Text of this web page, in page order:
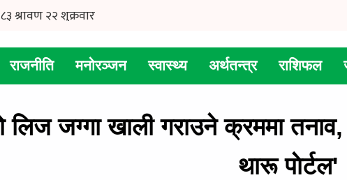
राजनीति मनोरञ्जन स्वास्थ्य अर्थतन्त्र राशिफल
लिज जग्गा खाली गराउने क्रममा
थारू पाेर्टल'